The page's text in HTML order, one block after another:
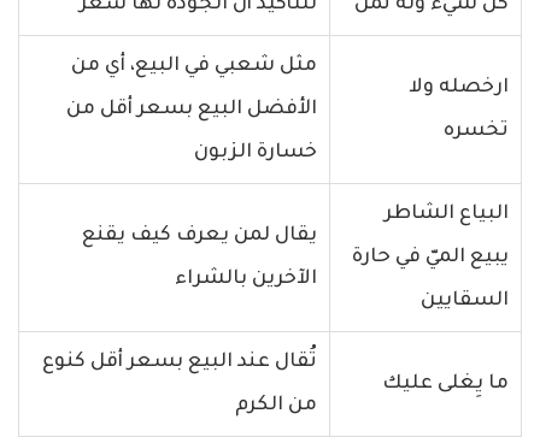
كل شيء وله ثمن للتأكيد أن الجودة لها سعر
ارخصله ولا
تخسره
مثل شعبي في البيع، أي من
الأفضل البيع بسعر أقل من
خسارة الزبون
البياع الشاطر
يبيع الميّ في حارة
السقايين
يقال لمن يعرف كيف يقنع
الآخرين بالشراء
ما يِغلى عليك
تُقال عند البيع بسعر أقل كنوع
من الكرم